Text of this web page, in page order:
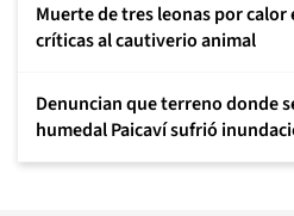
Muerte de tres leonas por calor
críticas al cautiverio animal
Denuncian que terreno donde
humedal Paicaví sufrió